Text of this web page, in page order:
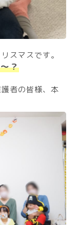
スマスです。
？
者の皆様、本